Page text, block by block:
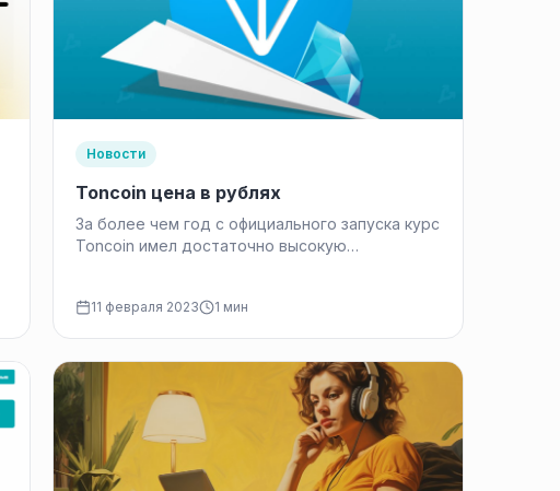
Новости
Toncoin цена в рублях
За более чем год с официального запуска курс
Toncoin имел достаточно высокую
11 февраля 2023 1 мин